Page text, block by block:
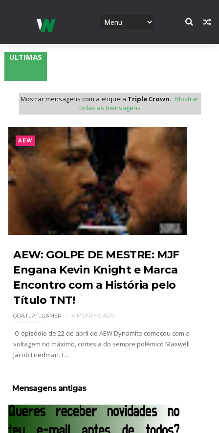
ULTIMAS
Mostrar mensagens com a etiqueta Triple Crown. Mostrar
todas as mensagens
AEW
AEW: GOLPE DE MESTRE: MJF
Engana Kevin Knight e Marca
Encontro com a História pelo
Título TNT!
GOAT_PT_GAMER 4 MONTHS AGO
O episódio de 22 de abril do AEW Dynamite começou com a
voltagem no máximo, cortesia do sempre polémico Maxwell
Jacob Friedman. F...
Mensagens antigas